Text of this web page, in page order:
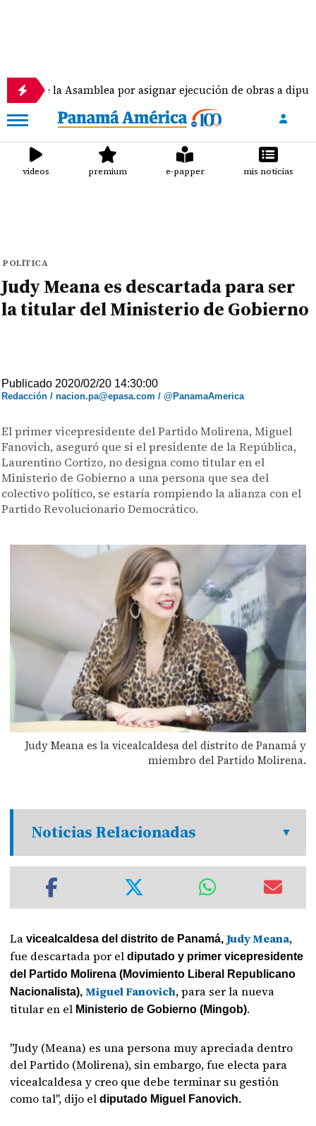
Asamblea por asignar ejecución de obras a diputados
videos premium e-papper mis noticias
POLÍTICA
Judy Meana es descartada para ser
la titular del Ministerio de Gobierno
Publicado 2020/02/20 14:30:00
Redacción / nacion.pa@epasa.com / @PanamaAmerica
El primer vicepresidente del Partido Molirena, Miguel
Fanovich, aseguró que si el presidente de la República,
Laurentino Cortizo, no designa como titular en el
Ministerio de Gobierno a una persona que sea del
colectivo político, se estaría rompiendo la alianza con el
Partido Revolucionario Democrático.
Judy Meana es la vicealcaldesa del distrito de Panamá y
miembro del Partido Molirena.
Noticias Relacionadas
Lavicealcaldesa del distrito de Panamá,Judy Meana,
fue descartada por eldiputado y primer vicepresidente
del Partido Molirena (Movimiento Liberal Republicano
Nacionalista),Miguel Fanovich, para ser la nueva
titular en el Ministerio de Gobierno (Mingob).
"Judy (Meana) es una persona muy apreciada dentro
del Partido (Molirena), sin embargo, fue electa para
vicealcaldesa y creo que debe terminar su gestión
como tal", dijo el diputado Miguel Fanovich.